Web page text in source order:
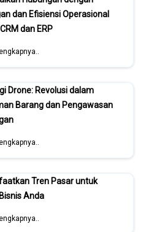
dan Efisiensi Operasional
dan ERP
Drone: Revolusi dalam
Barang dan Pengawasan
Tren Pasar untuk
Anda